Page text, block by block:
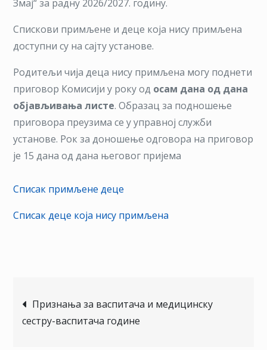
за
Змај“ за радну 2026/2027. годину.
Спискови примљене и деце која нису примљена
доступни су на сајту установе.
Родитељи чија деца нису примљена могу поднети
приговор Комисији у року од осам дана од дана
објављивања листе. Образац за подношење
приговора преузима се у управној служби
установе. Рок за доношење одговора на приговор
је 15 дана од дана његовог пријема
Списак примљене деце
Списак деце која нису примљена
Кретање
чланка
Признања за васпитача и медицинску
сестру-васпитача године